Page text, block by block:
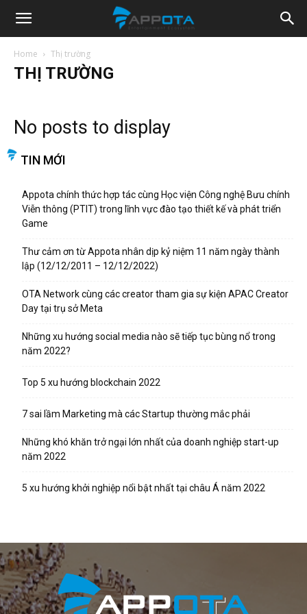
Appota
News
Home Thị trường
THỊ TRƯỜNG
No posts to display
TIN MỚI
Appota chính thức hợp tác cùng Học viện Công nghệ Bưu chính
Viễn thông (PTIT) trong lĩnh vực đào tạo thiết kế và phát triển
Game
Thư cảm ơn từ Appota nhân dịp kỷ niệm 11 năm ngày thành
lập (12/12/2011 – 12/12/2022)
OTA Network cùng các creator tham gia sự kiện APAC Creator
Day tại trụ sở Meta
Những xu hướng social media nào sẽ tiếp tục bùng nổ trong
năm 2022?
Top 5 xu hướng blockchain 2022
7 sai lầm Marketing mà các Startup thường mắc phải
Những khó khăn trở ngại lớn nhất của doanh nghiệp start-up
năm 2022
5 xu hướng khởi nghiệp nổi bật nhất tại châu Á năm 2022